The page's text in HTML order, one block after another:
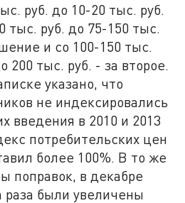
руб. до 10-20 тыс. руб.
тыс. руб. до 75-150 тыс.
и со 100-150 тыс.
200 тыс. руб. - за второе.
указано, что
не индексировались
введения в 2010 и 2013
потребительских цен
более 100%. В то же
поправок, в декабре
раза были увеличены